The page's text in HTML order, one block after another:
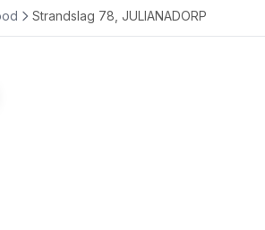
Strandslag 78, JULIANADORP